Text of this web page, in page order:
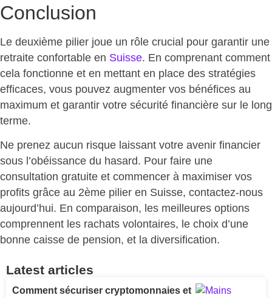
Conclusion
Le deuxième pilier joue un rôle crucial pour garantir une
retraite confortable en Suisse. En comprenant comment
cela fonctionne et en mettant en place des stratégies
efficaces, vous pouvez augmenter vos bénéfices au
maximum et garantir votre sécurité financière sur le long
terme.
Ne prenez aucun risque laissant votre avenir financier
sous l’obéissance du hasard. Pour faire une
consultation gratuite et commencer à maximiser vos
profits grâce au 2ème pilier en Suisse, contactez-nous
aujourd’hui. En comparaison, les meilleures options
comprennent les rachats volontaires, le choix d’une
bonne caisse de pension, et la diversification.
Latest articles
Comment sécuriser cryptomonnaies et